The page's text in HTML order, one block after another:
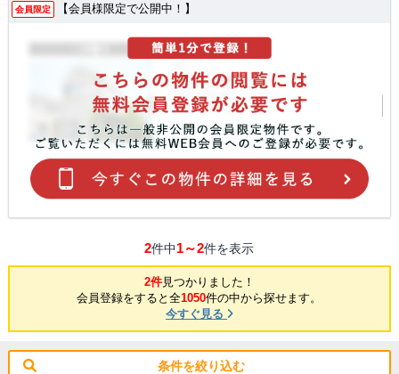
会員限定 【会員様限定で公開中！】
2件中1～2件を表示
2件見つかりました！
会員登録をすると全1050件の中から探せます。
今すぐ見る
条件を絞り込む